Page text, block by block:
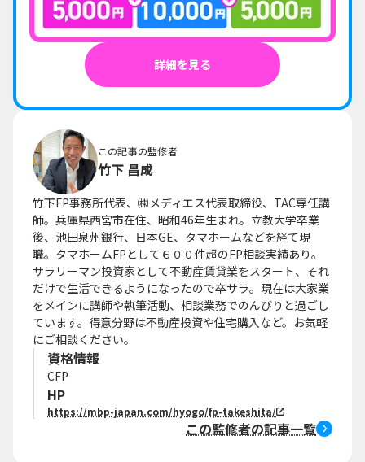
詳細を見る
この記事の監修者
竹下 昌成
竹下FP事務所代表、㈱メディエス代表取締役、TAC専任講
師。兵庫県西宮市在住、昭和46年生まれ。立教大学卒業
後、池田泉州銀行、日本GE、タマホームなどを経て現
職。タマホームFPとして６００件超のFP相談実績あり。
サラリーマン投資家として不動産賃貸業をスタート、それ
だけで生活できるようになったので卒サラ。現在は大家業
をメインに講師や執筆活動、相談業務でのんびりと過ごし
ています。得意分野は不動産投資や住宅購入など。お気軽
にご相談ください。
資格情報
CFP
HP
https://mbp-japan.com/hyogo/fp-takeshita/
この監修者の記事一覧